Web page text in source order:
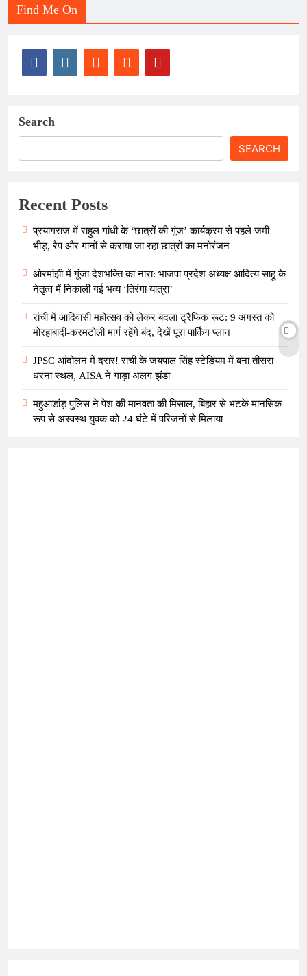
Find Me On
Search
SEARCH
Recent Posts
प्रयागराज में राहुल गांधी के ‘छात्रों की गूंज’ कार्यक्रम से पहले जमी
भीड़, रैप और गानों से कराया जा रहा छात्रों का मनोरंजन
ओरमांझी में गूंजा देशभक्ति का नारा: भाजपा प्रदेश अध्यक्ष आदित्य साहू के
नेतृत्व में निकाली गई भव्य ‘तिरंगा यात्रा’
रांची में आदिवासी महोत्सव को लेकर बदला ट्रैफिक रूट: 9 अगस्त को
मोरहाबादी-करमटोली मार्ग रहेंगे बंद, देखें पूरा पार्किंग प्लान
JPSC आंदोलन में दरार! रांची के जयपाल सिंह स्टेडियम में बना तीसरा
धरना स्थल, AISA ने गाड़ा अलग झंडा
महुआडांड़ पुलिस ने पेश की मानवता की मिसाल, बिहार से भटके मानसिक
रूप से अस्वस्थ युवक को 24 घंटे में परिजनों से मिलाया